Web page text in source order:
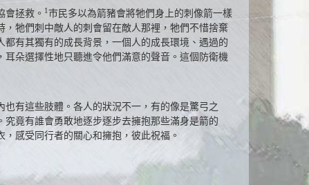
會拯救。 1 巿民多以為箭豬會將牠們身上的刺像箭一樣
牠們刺中敵人的刺會留在敵人那裡，牠們不惜捨棄
有其獨有的成長背景，一個人的成長環境、遇過的
朵選擇性地只聽進令他們滿意的聲音。這個防衛機
有這些肢體。各人的狀況不一，有的像是驚弓之
竟有誰會勇敢地逐步逐步去擁抱那些滿身是箭的
感受同行者的關心和擁抱，彼此祝福。